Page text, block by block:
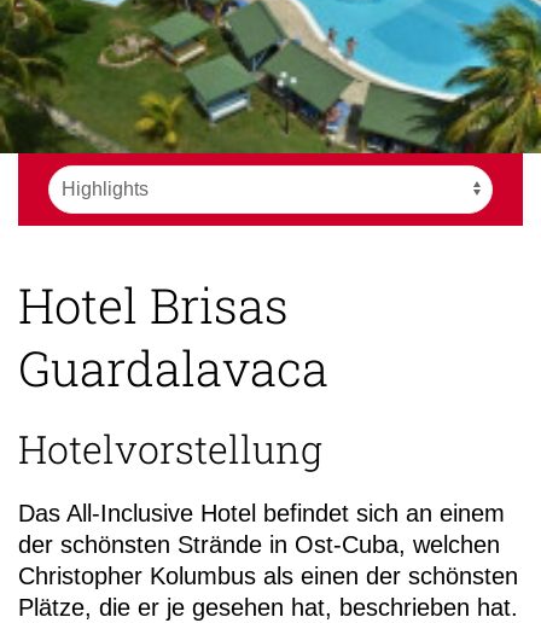
Hotel Brisas
Guardalavaca
Hotelvorstellung
Das All-Inclusive Hotel befindet sich an einem
der schönsten Strände in Ost-Cuba, welchen
Christopher Kolumbus als einen der schönsten
Plätze, die er je gesehen hat, beschrieben hat.